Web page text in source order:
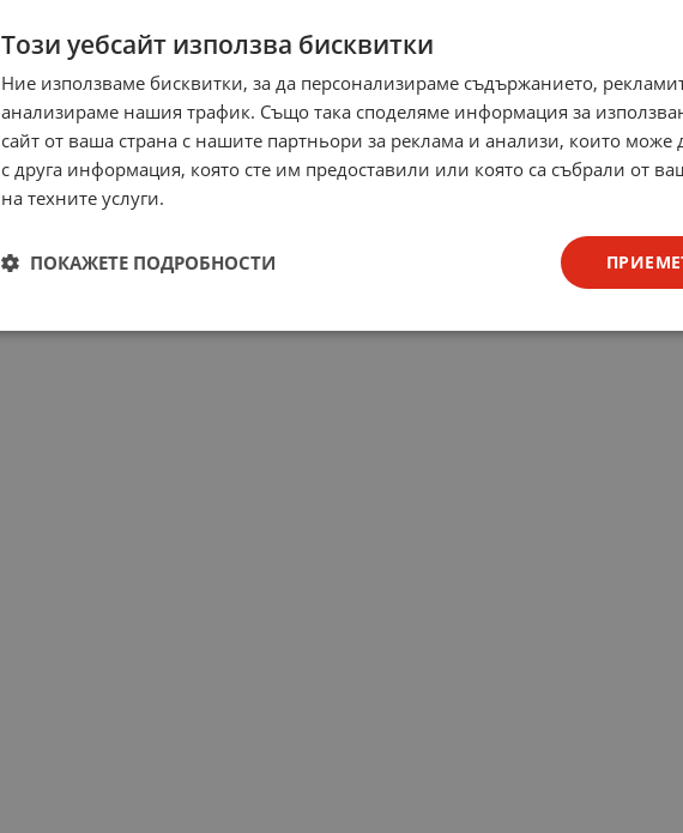
Този уебсайт използва бисквитки
Ние използваме бисквитки, за да персонализираме съдържанието,
анализираме нашия трафик. Също така споделяме информация за
сайт от ваша страна с нашите партньори за реклама и анализи, които може
с друга информация, която сте им предоставили или която са събрали от
на техните услуги.
ПОКАЖЕТЕ ПОДРОБНОСТИ